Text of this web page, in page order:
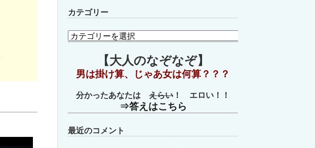
カテゴリー
カ
テ
【大人のなぞなぞ】
男は掛け算、じゃあ女は何算？？？
分かったあなたは えらい ！ エロい！！
⇒答えはこちら
最近のコメント